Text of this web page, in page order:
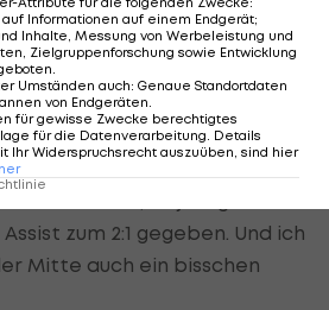
viel darauf
habe zudem gut
Alabamehr über links den
gesucht habe: "Dass er
zum 2:1 gegeben. Und ich
Mitte auch ein bisschen
Informationen auf einem Endgerät;
Inhalte, Messung von Werbeleistung und
Zielgruppenforschung sowie Entwicklung
.
Umständen auch: Genaue Standortdaten
von Endgeräten.
für gewisse Zwecke berechtigtes
für die Datenverarbeitung. Details
Ihr Widerspruchsrecht auszuüben, sind hier